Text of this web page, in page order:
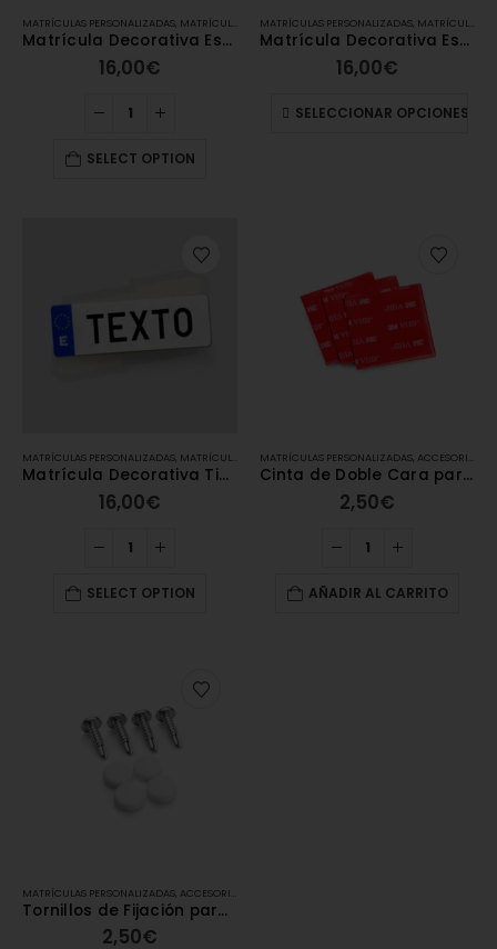
MATRÍCULAS PERSONALIZADAS, MATRÍCULAS ACRÍLICAS ,MATRÍCULAS HOMOLOGADAS
Matrícula Decorativa Estándar (52×11 cm)
16,00€
SELECT OPTION
MATRÍCULAS PERSONALIZADAS, MATRÍCULAS ACRÍLICAS
Matrícula Decorativa Estándar COLORES (52×11 cm)
16,00€
SELECCIONAR OPCIONES
MATRÍCULAS PERSONALIZADAS, MATRÍCULAS ACRÍLICAS ,MATRÍCULAS HOMOLOGADAS
Matrícula Decorativa Tipo ALFA (34×11 cm)
16,00€
SELECT OPTION
MATRÍCULAS PERSONALIZADAS, ACCESORIOS MATRÍCULAS
Cinta de Doble Cara para Matrículas [3M]
2,50€
AÑADIR AL CARRITO
MATRÍCULAS PERSONALIZADAS, ACCESORIOS MATRÍCULAS
Tornillos de Fijación para Matrículas
2,50€